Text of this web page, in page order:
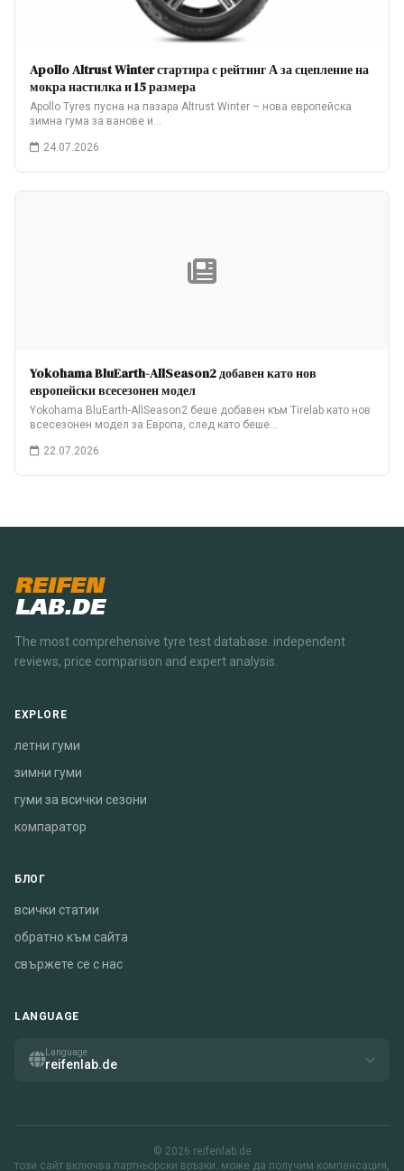
Apollo Altrust Winter стартира с рейтинг А за сцепление на
мокра настилка и 15 размера
Apollo Tyres пусна на пазара Altrust Winter – нова европейска
зимна гума за ванове и…
24.07.2026
Yokohama BluEarth-AllSeason2 добавен като нов
европейски всесезонен модел
Yokohama BluEarth-AllSeason2 беше добавен към Tirelab като нов
всесезонен модел за Европа, след като беше…
22.07.2026
REIFEN
LAB.DE
The most comprehensive tyre test database. independent
reviews, price comparison and expert analysis.
EXPLORE
летни гуми
зимни гуми
гуми за всички сезони
компаратор
БЛОГ
всички статии
обратно към сайта
свържете се с нас
LANGUAGE
Language
reifenlab.de
© 2026 reifenlab.de
този сайт включва партньорски връзки. може да получим компенсация,